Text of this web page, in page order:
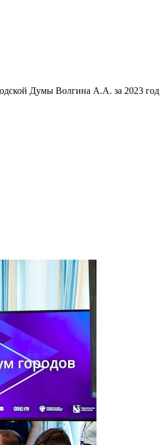
Думы Волгина А.А. за 2023